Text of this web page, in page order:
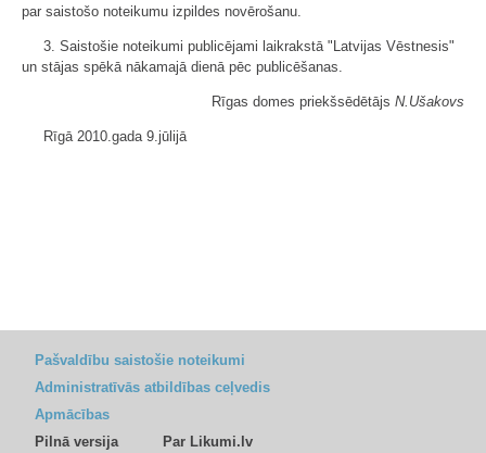
par saistošo noteikumu izpildes novērošanu.
3. Saistošie noteikumi publicējami laikrakstā "Latvijas Vēstnesis"
un stājas spēkā nākamajā dienā pēc publicēšanas.
Rīgas domes priekšsēdētājs N.Ušakovs
Rīgā 2010.gada 9.jūlijā
Pašvaldību saistošie noteikumi
Administratīvās atbildības ceļvedis
Apmācības
Pilnā versija
Par Likumi.lv